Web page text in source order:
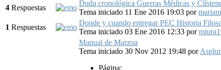
4 Respuestas
Duda cronológica Guerras Médicas y
Tema iniciado 11 Ene 2016 19:03 por
1 Respuestas
Donde y cuando entregar PEC Historia
Tema iniciado 03 Ene 2016 12:33 por
Manual de Marzoa
Tema iniciado 30 Nov 2012 19:48 por
Página: